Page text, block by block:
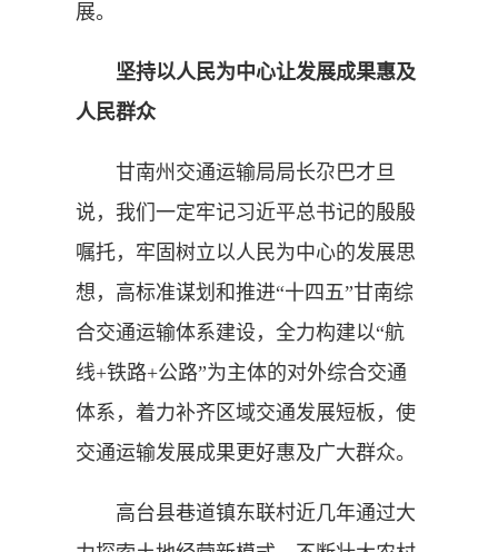
展。
坚持以人民为中心让发展成果惠及
人民群众
甘南州交通运输局局长尕巴才旦
说，我们一定牢记习近平总书记的殷殷
嘱托，牢固树立以人民为中心的发展思
想，高标准谋划和推进“十四五”甘南综
合交通运输体系建设，全力构建以“航
线+铁路+公路”为主体的对外综合交通
体系，着力补齐区域交通发展短板，使
交通运输发展成果更好惠及广大群众。
高台县巷道镇东联村近几年通过大